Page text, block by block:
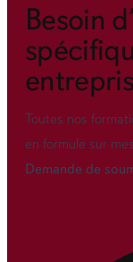
Besoin
Toutes nos
en formule sur
Demande de